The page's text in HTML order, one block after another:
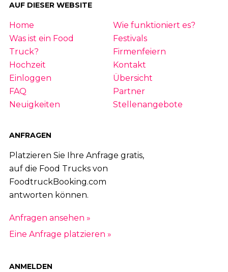
AUF DIESER WEBSITE
Home
Wie funktioniert es?
Was ist ein Food
Truck?
Festivals
Firmenfeiern
Hochzeit
Kontakt
Einloggen
Übersicht
FAQ
Partner
Neuigkeiten
Stellenangebote
ANFRAGEN
Platzieren Sie Ihre Anfrage gratis,
auf die Food Trucks von
FoodtruckBooking.com
antworten können.
Anfragen ansehen »
Eine Anfrage platzieren »
ANMELDEN